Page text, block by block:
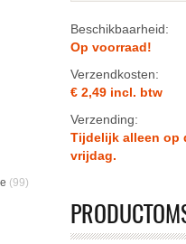
filter toepassen
filter toepassen
dvd-filter toepassen
(99)
filter toepassen
Beschikbaarheid:
Op voorraad!
Verzendkosten:
€ 2,49 incl. btw
Verzending:
Tijdelijk alleen op
vrijdag.